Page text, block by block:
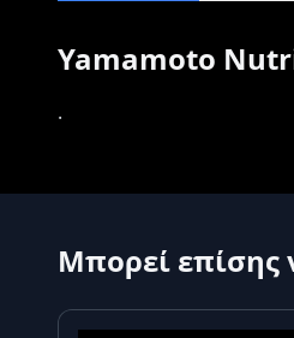
Yamamoto
.
Μπορεί επίσης